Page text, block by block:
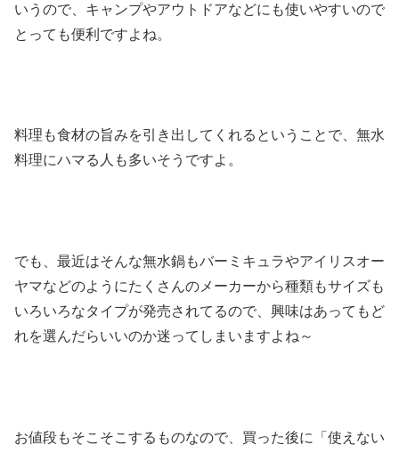
いうので、キャンプやアウトドアなどにも使いやすいので
とっても便利ですよね。
料理も食材の旨みを引き出してくれるということで、無水
料理にハマる人も多いそうですよ。
でも、最近はそんな無水鍋もバーミキュラやアイリスオー
ヤマなどのようにたくさんのメーカーから種類もサイズも
いろいろなタイプが発売されてるので、興味はあってもど
れを選んだらいいのか迷ってしまいますよね～
お値段もそこそこするものなので、買った後に「使えない